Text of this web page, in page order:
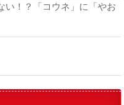
い！？「コウネ」に「やお